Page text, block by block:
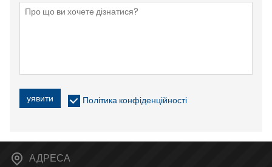
уявити Політика конфіденційності
АДРЕСА